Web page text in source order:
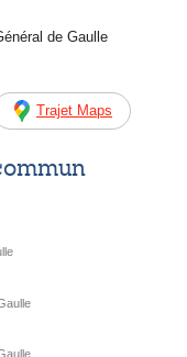
de Gaulle
Trajet Maps